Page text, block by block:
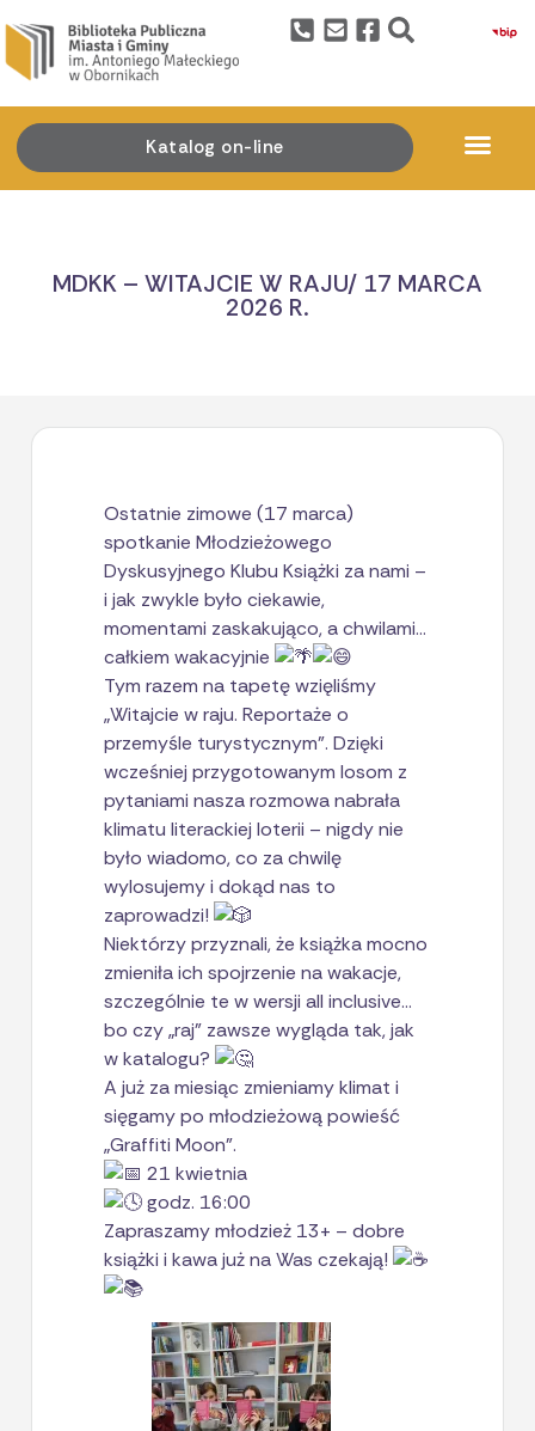
Katalog on-line
MDKK – WITAJCIE W RAJU/ 17 MARCA
2026 R.
Ostatnie zimowe (17 marca)
spotkanie Młodzieżowego
Dyskusyjnego Klubu Książki za nami –
i jak zwykle było ciekawie,
momentami zaskakująco, a chwilami…
całkiem wakacyjnie
Tym razem na tapetę wzięliśmy
„Witajcie w raju. Reportaże o
przemyśle turystycznym”. Dzięki
wcześniej przygotowanym losom z
pytaniami nasza rozmowa nabrała
klimatu literackiej loterii – nigdy nie
było wiadomo, co za chwilę
wylosujemy i dokąd nas to
zaprowadzi!
Niektórzy przyznali, że książka mocno
zmieniła ich spojrzenie na wakacje,
szczególnie te w wersji all inclusive…
bo czy „raj” zawsze wygląda tak, jak
w katalogu?
A już za miesiąc zmieniamy klimat i
sięgamy po młodzieżową powieść
„Graffiti Moon”.
21 kwietnia
godz. 16:00
Zapraszamy młodzież 13+ – dobre
książki i kawa już na Was czekają!